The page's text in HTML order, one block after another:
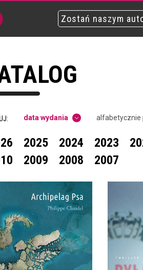
Zostań naszym
data wydania alfabetycznie
2025 2024 2023
2009 2008 2007
ARCHIPELAG PSA
PHILIPPE CLAUDEL
OPRAWA MIĘKKA ZE